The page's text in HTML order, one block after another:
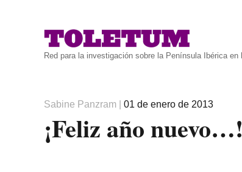
Red para la investigación sobre la Península Ibérica en
Autor
Sabine Panzram
Publicado
el
01 de enero de 2013
¡Feliz año nuevo…!